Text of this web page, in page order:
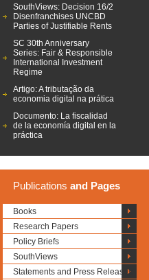
SouthViews: Decision 16/2
Disenfranchises UNCBD
Parties of Justifiable Rents
SC 30th Anniversary
Series: Fair & Responsible
International Investment
Regime
Artigo: A tributação da
economia digital na prática
Documento: La fiscalidad
de la economía digital en la
práctica
Publications and Pages
Books
Research Papers
Policy Briefs
SouthViews
Statements and Press Releases